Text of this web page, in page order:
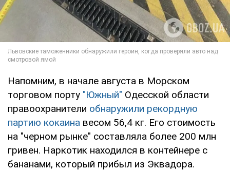
Напомним, в начале августа в Морском
торговом порту "Южный" Одесской области
правоохранители обнаружили рекордную
партию кокаина весом 56,4 кг. Его стоимость
на "черном рынке" составляла более 200 млн
гривен. Наркотик находился в контейнере с
бананами, который прибыл из Эквадора.